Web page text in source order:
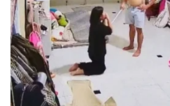
Pháp luật